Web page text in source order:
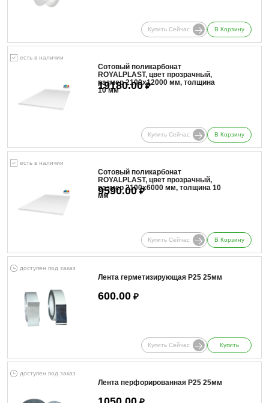
Купить Сейчас В Корзину
есть в наличии
Сотовый поликарбонат
ROYALPLAST, цвет прозрачный,
размер 2100x12000 мм, толщина
10 мм
19180.00₽
Купить Сейчас В Корзину
есть в наличии
Сотовый поликарбонат
ROYALPLAST, цвет прозрачный,
размер 2100x6000 мм, толщина 10
мм
9590.00₽
Купить Сейчас В Корзину
доступен под заказ
Лента герметизирующая Р25 25мм
600.00 ₽
Купить Сейчас Купить
доступен под заказ
Лента перфорированная Р25 25мм